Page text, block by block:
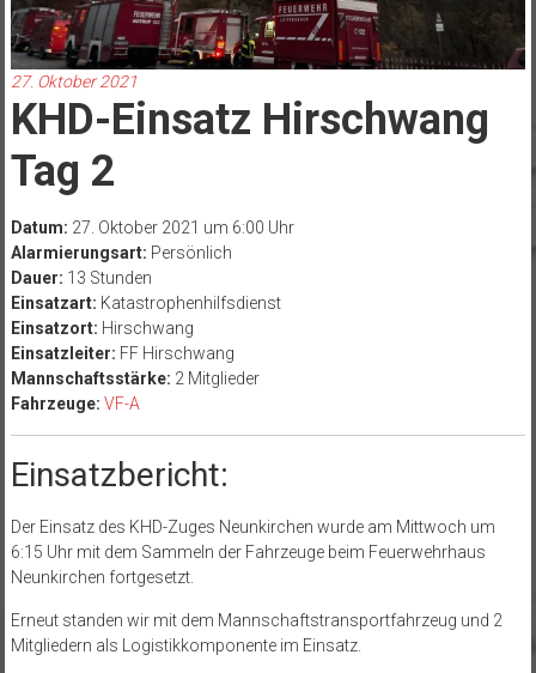
27. Oktober 2021
KHD-Einsatz Hirschwang
Tag 2
Datum: 27. Oktober 2021 um 6:00 Uhr
Alarmierungsart: Persönlich
Dauer: 13 Stunden
Einsatzart: Katastrophenhilfsdienst
Einsatzort: Hirschwang
Einsatzleiter: FF Hirschwang
Mannschaftsstärke: 2 Mitglieder
Fahrzeuge: VF-A
Einsatzbericht:
Der Einsatz des KHD-Zuges Neunkirchen wurde am Mittwoch um
6:15 Uhr mit dem Sammeln der Fahrzeuge beim Feuerwehrhaus
Neunkirchen fortgesetzt.
Erneut standen wir mit dem Mannschaftstransportfahrzeug und 2
Mitgliedern als Logistikkomponente im Einsatz.